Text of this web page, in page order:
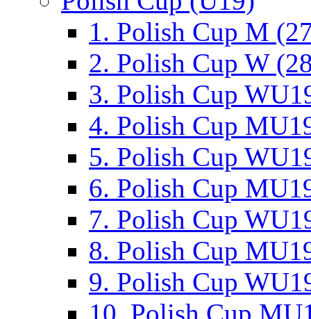
1. Polish Cup M
2. Polish Cup W
3. Polish Cup
4. Polish Cup
5. Polish Cup
6. Polish Cup
7. Polish Cup
8. Polish Cup
9. Polish Cup
10. Polish Cup